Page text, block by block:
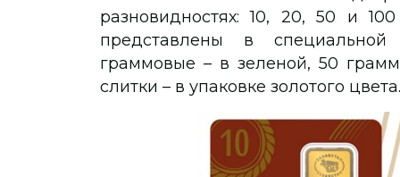
разновидностях: 10, 20, 50 и
представлены в
граммовые – в зеленой, 50
слитки – в упаковке золотого цвета.